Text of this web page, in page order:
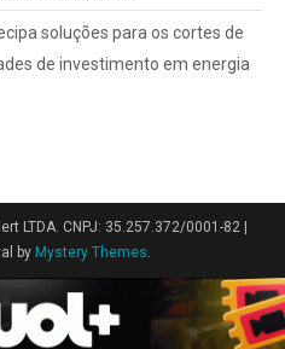
soluções para os cortes de
de investimento em energia
LTDA. CNPJ: 35.257.372/0001-82
by Mystery Themes.